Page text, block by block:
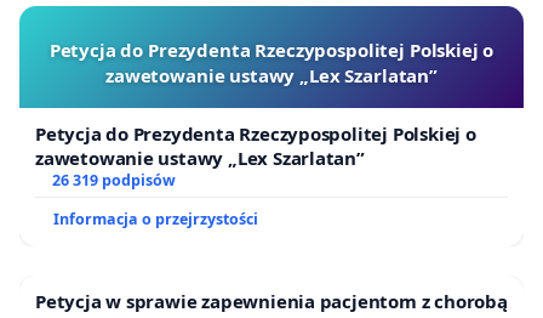
Petycja do Prezydenta Rzeczypospolitej Polskiej o
zawetowanie ustawy „Lex Szarlatan”
Petycja do Prezydenta Rzeczypospolitej Polskiej o
zawetowanie ustawy „Lex Szarlatan”
26 319 podpisów
Informacja o przejrzystości
Petycja w sprawie zapewnienia pacjentom z chorobą